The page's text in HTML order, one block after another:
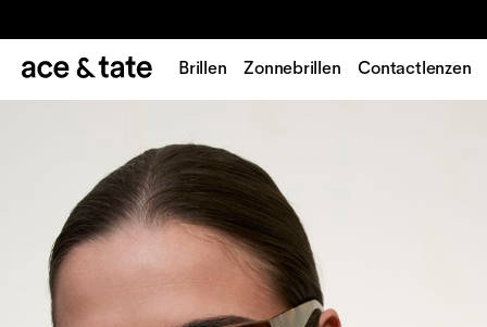
Brillen Zonnebrillen Contactlenzen